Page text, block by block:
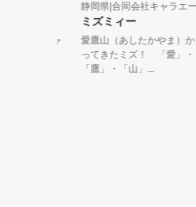
静岡県|合同会社キャラエー...
ミズミィー
愛鷹山（あしたかやま）からや
ってきたミズ！ 「愛」・
「鷹」・「山」...